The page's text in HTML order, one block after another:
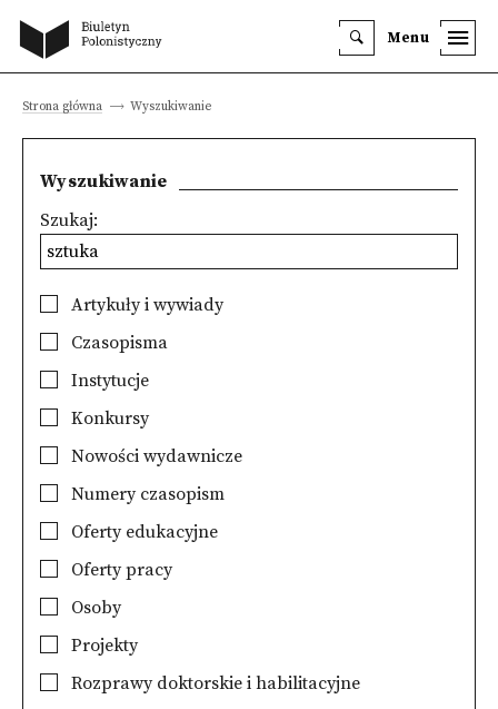
Menu
Strona główna Wyszukiwanie
Wyszukiwanie
Szukaj:
Artykuły i wywiady
Czasopisma
Instytucje
Konkursy
Nowości wydawnicze
Numery czasopism
Oferty edukacyjne
Oferty pracy
Osoby
Projekty
Rozprawy doktorskie i habilitacyjne